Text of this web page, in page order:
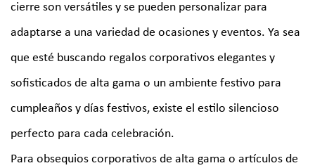
cierre son versátiles y se pueden personalizar para
adaptarse a una variedad de ocasiones y eventos. Ya sea
que esté buscando regalos corporativos elegantes y
sofisticados de alta gama o un ambiente festivo para
cumpleaños y días festivos, existe el estilo silencioso
perfecto para cada celebración.
Para obsequios corporativos de alta gama o artículos de